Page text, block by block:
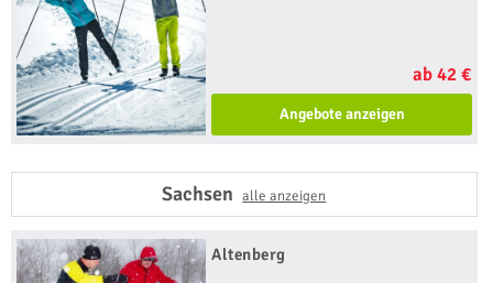
ab 42 €
Angebote anzeigen
Sachsenalle anzeigen
Altenberg